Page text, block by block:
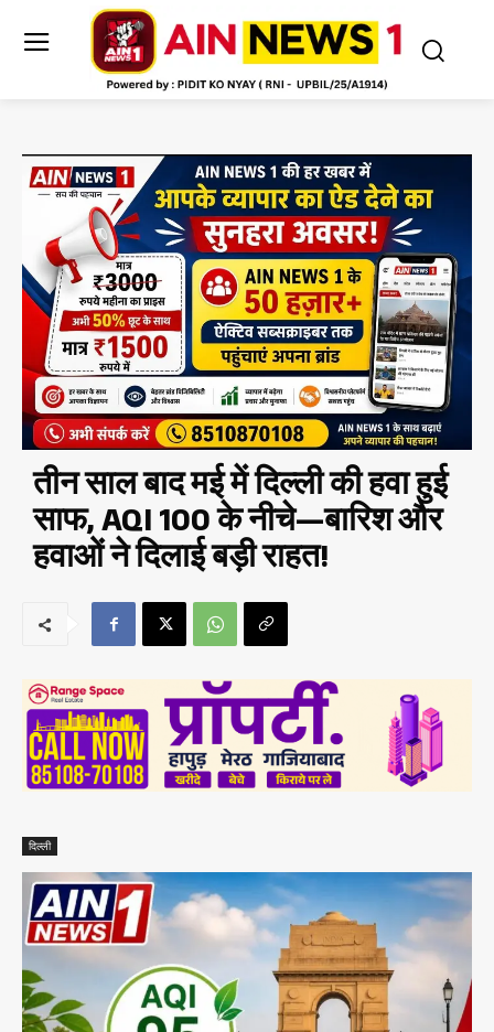
तीन साल बाद मई में दिल्ली की हवा हुई
साफ, AQI 100 के नीचे—बारिश और
हवाओं ने दिलाई बड़ी राहत!
दिल्ली